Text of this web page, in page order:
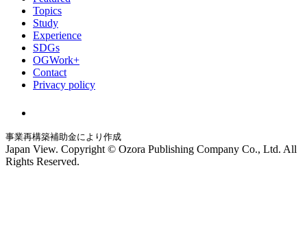
Topics
Study
Experience
SDGs
OGWork+
Contact
Privacy policy
事業再構築補助金により作成
Japan View. Copyright © Ozora Publishing Company Co., Ltd. All
Rights Reserved.